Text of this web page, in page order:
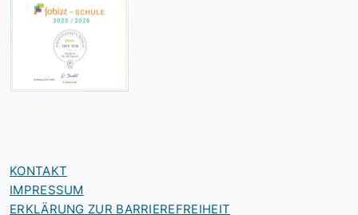
KONTAKT
IMPRESSUM
ERKLÄRUNG ZUR BARRIEREFREIHEIT